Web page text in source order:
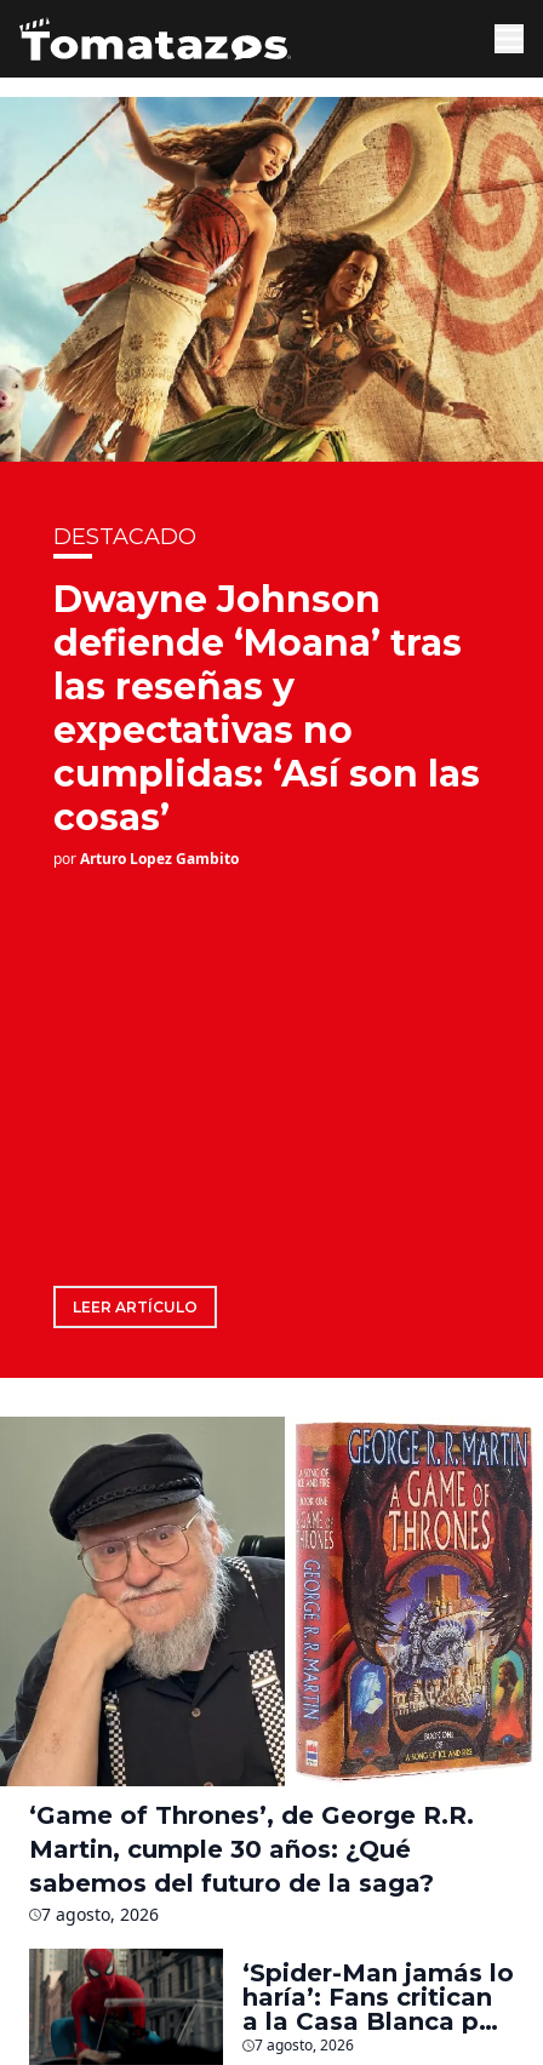
DESTACADO
Dwayne Johnson
defiende ‘Moana’ tras
las reseñas y
expectativas no
cumplidas: ‘Así son las
cosas’
porArturo Lopez Gambito
LEER ARTÍCULO
‘Game of Thrones’, de George R.R.
Martin, cumple 30 años: ¿Qué
sabemos del futuro de la saga?
7 agosto, 2026
‘Spider-Man jamás lo
haría’: Fans critican
a la Casa Blanca por
usar al héroe para
7 agosto, 2026